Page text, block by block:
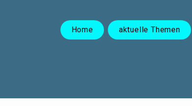
Home aktuelle Themen